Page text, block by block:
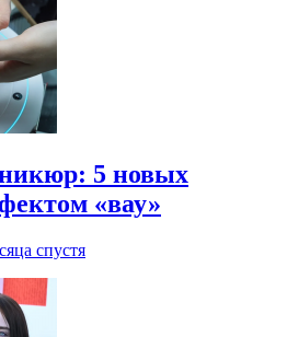
5 новых
«вау»
спустя